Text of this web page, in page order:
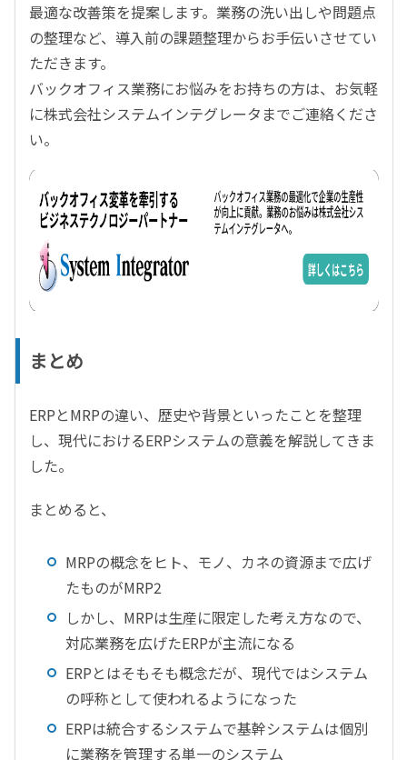
最適な改善策を提案します。業務の洗い出しや問題点
の整理など、導入前の課題整理からお手伝いさせてい
ただきます。
バックオフィス業務にお悩みをお持ちの方は、お気軽
に株式会社システムインテグレータまでご連絡くださ
い。
まとめ
ERPとMRPの違い、歴史や背景といったことを整理
し、現代におけるERPシステムの意義を解説してきま
した。
まとめると、
MRPの概念をヒト、モノ、カネの資源まで広げ
たものがMRP2
しかし、MRPは生産に限定した考え方なので、
対応業務を広げたERPが主流になる
ERPとはそもそも概念だが、現代ではシステム
の呼称として使われるようになった
ERPは統合するシステムで基幹システムは個別
に業務を管理する単一のシステム